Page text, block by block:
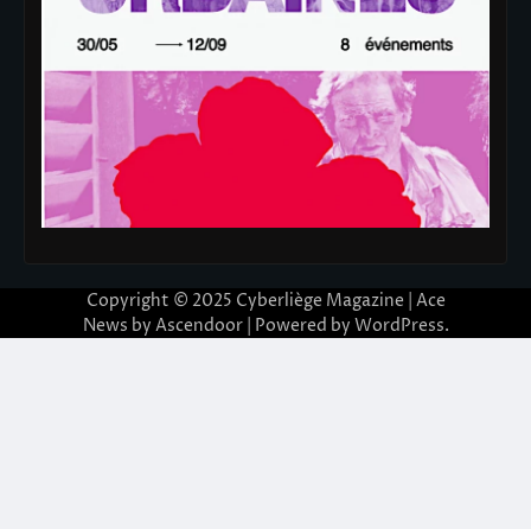
Copyright © 2025 Cyberliège Magazine | Ace
News by Ascendoor| Powered by WordPress.